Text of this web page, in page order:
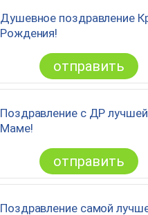
Душевное поздравление
Рождения!
отправить
Поздравление с ДР
Маме!
отправить
Поздравление самой